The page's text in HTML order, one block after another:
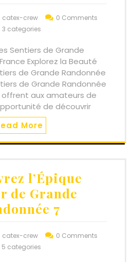
catex-crew
0 Comments
3 categories
Sentiers de Grande
Explorez la Beauté
de Grande Randonnée
de Grande Randonnée
offrent aux amateurs de
de découvrir
More
l’Épique
de Grande
7
catex-crew
0 Comments
5 categories